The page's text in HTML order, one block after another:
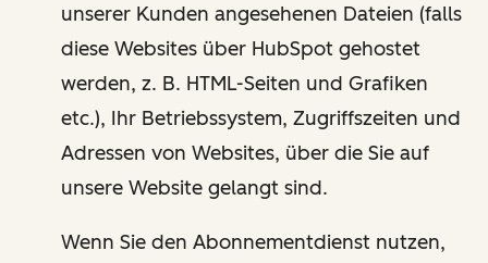
unserer Kunden angesehenen Dateien (falls
diese Websites über HubSpot gehostet
werden, z. B. HTML-Seiten und Grafiken
etc.), Ihr Betriebssystem, Zugriffszeiten und
Adressen von Websites, über die Sie auf
unsere Website gelangt sind.
Wenn Sie den Abonnementdienst nutzen,